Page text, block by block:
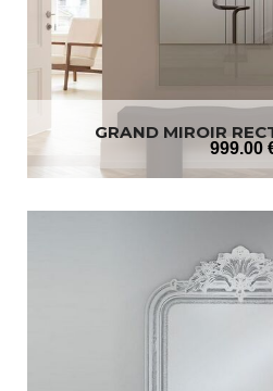
GRAND MIROIR
999.00